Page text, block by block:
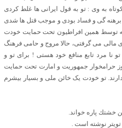
به وی : تو به قول ایرانی ها غلط کردی
گی و فساد بودی و موجب قتل ها شدی
توسط همین افراطیون تحت حمایت خودت
مالی می گرفتی، حالا مروج و حامی فرهنگ
مرد تابع منافع خود هستی ! برای تو و
حرامخوار جمهوریت و امارت تحت حمایت
تو خودت یک خائن ملی و بسیار بیشرم
پاره خواند.
نوشته است .